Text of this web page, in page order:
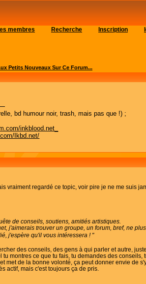
membres Recherche Inscription
Petits Nouveaux Sur Ce Forum...
bd humour noir, trash, mais pas que !) ;
inkblood.net_
Ikbd.net/
vraiment regardé ce topic, voir pire je ne me suis
de conseils, soutiens, amitiés artistiques.
j'aimerais trouver un groupe, un forum, bref, ne
j'espère qu'il vous intéressera ! "
des conseils, des gens à qui parler et autre,
montres ce que tu fais, tu demandes des
met de la bonne volonté, ça peut donner envie de
actif, mais c'est toujours ça de pris.